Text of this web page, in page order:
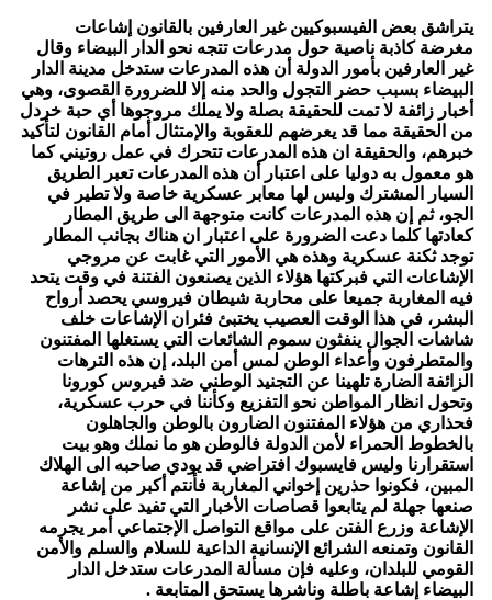
يتراشق بعض الفيسبوكيين غير العارفين بالقانون إشاعات
مغرضة كاذبة ناصية حول مدرعات تتجه نحو الدار البيضاء وقال
غير العارفين بأمور الدولة أن هذه المدرعات ستدخل مدينة الدار
البيضاء بسبب حضر التجول والحد منه إلا للضرورة القصوى، وهي
أخبار زائفة لا تمت للحقيقة بصلة ولا يملك مروجوها أي حبة خردل
من الحقيقة مما قد يعرضهم للعقوبة والإمتثال أمام القانون لتأكيد
خبرهم، والحقيقة ان هذه المدرعات تتحرك في عمل روتيني كما
هو معمول به دوليا على اعتبار أن هذه المدرعات تعبر الطريق
السيار المشترك وليس لها معابر عسكرية خاصة ولا تطير في
الجو، ثم إن هذه المدرعات كانت متوجهة الى طريق المطار
كعادتها كلما دعت الضرورة على اعتبار ان هناك بجانب المطار
توجد ثكنة عسكرية وهذه هي الأمور التي غابت عن مروجي
الإشاعات التي فبركتها هؤلاء الذين يصنعون الفتنة في وقت يتحد
فيه المغاربة جميعا على محاربة شيطان فيروسي يحصد أرواح
البشر، في هذا الوقت العصيب يختبئ فئران الإشاعات خلف
شاشات الجوال ينفثون سموم الشائعات التي يستغلها المفتنون
والمتطرفون وأعداء الوطن لمس أمن البلد، إن هذه الترهات
الزائفة الضارة تلهينا عن التجنيد الوطني ضد فيروس كورونا
وتحول انظار المواطن نحو التفزيع وكأننا في حرب عسكرية،
فحذاري من هؤلاء المفتنون الضارون بالوطن والجاهلون
بالخطوط الحمراء لأمن الدولة فالوطن هو ما نملك وهو بيت
استقرارنا وليس فايسبوك افتراضي قد يودي صاحبه الى الهلاك
المبين، فكونوا حذرين إخواني المغاربة فأنتم أكبر من إشاعة
صنعها جهلة لم يتابعوا قصاصات الأخبار التي تفيد على نشر
الإشاعة وزرع الفتن على مواقع التواصل الإجتماعي أمر يجرمه
القانون وتمنعه الشرائع الإنسانية الداعية للسلام والسلم والأمن
القومي للبلدان، وعليه فإن مسألة المدرعات ستدخل الدار
البيضاء إشاعة باطلة وناشرها يستحق المتابعة .